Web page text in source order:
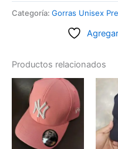
abrojo
Categoría: Gorras Unisex
Productos relacionados